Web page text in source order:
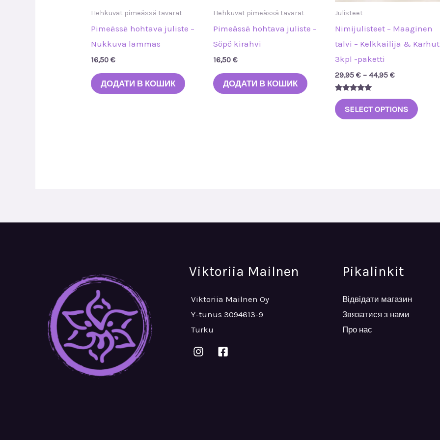
Hehkuvat pimeässä tavarat
Pimeässä hohtava juliste –
Nukkuva lammas
16,50€
ДОДАТИ В КОШИК
Hehkuvat pimeässä tavarat
Pimeässä hohtava juliste –
Söpö kirahvi
16,50 €
ДОДАТИ В КОШИК
Julisteet
Nimijulisteet – Maaginen
talvi – Kelkkailija &
3kpl -paketti
29,95 € – 44,95 €
Оцінено в
5.00
з 5
SELECT OPTIONS
Viktoriia Mailnen
Viktoriia Mailnen Oy
Y-tunus 3094613-9
Turku
Pikalinkit
Відвідати магазин
Звязатися з нами
Про нас